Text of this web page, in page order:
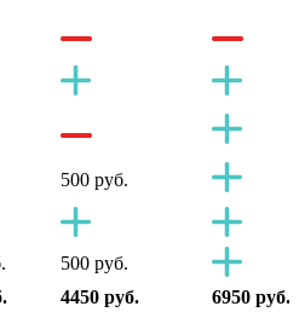
500 руб.
500 руб.
4450 руб. 6950 руб.